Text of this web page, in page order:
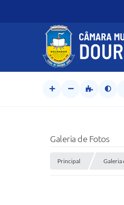
Galeria de Fotos
Principal Galeria